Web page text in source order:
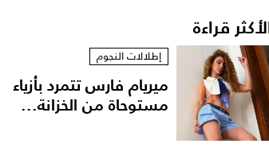
قراءة
إطلالات النجوم
ميريام فارس تتمرد بأزياء
مستوحاة من الخزانة...